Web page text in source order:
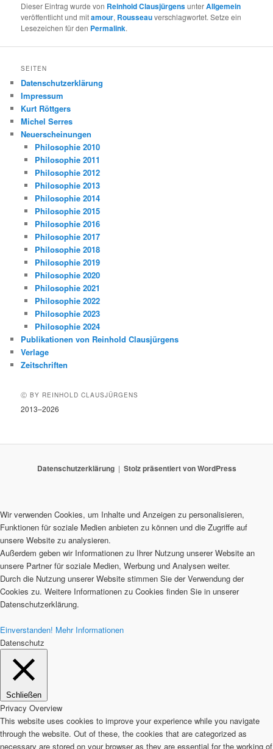
Dieser Eintrag wurde von Reinhold ClausjürgensunterAllgemein
veröffentlicht und mitamour, Rousseauverschlagwortet. Setze ein
Lesezeichen für den Permalink.
SEITEN
Datenschutzerklärung
Impressum
Kurt Röttgers
Michel Serres
Neuerscheinungen
Philosophie 2010
Philosophie 2011
Philosophie 2012
Philosophie 2013
Philosophie 2014
Philosophie 2015
Philosophie 2016
Philosophie 2017
Philosophie 2018
Philosophie 2019
Philosophie 2020
Philosophie 2021
Philosophie 2022
Philosophie 2023
Philosophie 2024
Publikationen von Reinhold Clausjürgens
Verlage
Zeitschriften
Ⓒ BY REINHOLD CLAUSJÜRGENS
2013–2026
Datenschutzerklärung Stolz präsentiert von WordPress
Wir verwenden Cookies, um Inhalte und Anzeigen zu personalisieren,
Funktionen für soziale Medien anbieten zu können und die Zugriffe auf
unsere Website zu analysieren.
Außerdem geben wir Informationen zu Ihrer Nutzung unserer Website an
unsere Partner für soziale Medien, Werbung und Analysen weiter.
Durch die Nutzung unserer Website stimmen Sie der Verwendung der
Cookies zu. Weitere Informationen zu Cookies finden Sie in unserer
Datenschutzerklärung.
Einverstanden! Mehr Informationen
Datenschutz
Schließen
Privacy Overview
This website uses cookies to improve your experience while you navigate
through the website. Out of these, the cookies that are categorized as
necessary are stored on your browser as they are essential for the working of